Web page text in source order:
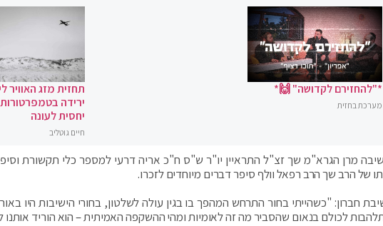
*"להחזירם לקדושה" 🙌*
מערכת בחזית
תחזית מזג האוויר
ירידה
יחסית לעונה
חיים גוטליב
ראש הישיבה מרן הגרא"מ שך זצ"ל התראיין יו"ר ש"ס ח"כ אריה דרעי למספר כלי תקשורת
של הרב שך הרב רפאל וולף סיפר דברים מיוחדים לזכרו.
חברון: "כשהייתי בחור התרחש המהפך בו בגין עולה לשלטון, בחורי הישיבות היו
לכולם בנאום שהסביר מה זה לאומיות ומהי ההשקפה האמיתית – הוא הוריד אותנו